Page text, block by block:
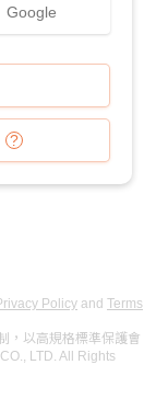
Google
Policy and Terms
，以高規格標準保護會
LTD. All Rights